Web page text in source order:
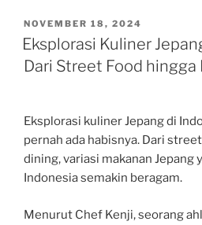
POSTED
ON
NOVEMBER 18, 2024
Eksplorasi Kuliner
Dari Street Food hingga
Eksplorasi kuliner Jepang di
pernah ada habisnya. Dari
dining, variasi makanan Jepang
Indonesia semakin beragam.
Menurut Chef Kenji, seorang